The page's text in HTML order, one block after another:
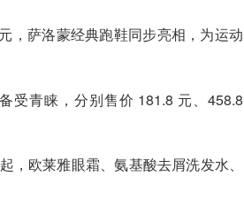
，萨洛蒙经典跑鞋同步亮相，为运动
受青睐，分别售价 181.8 元、458.8
欧莱雅眼霜、氨基酸去屑洗发水、